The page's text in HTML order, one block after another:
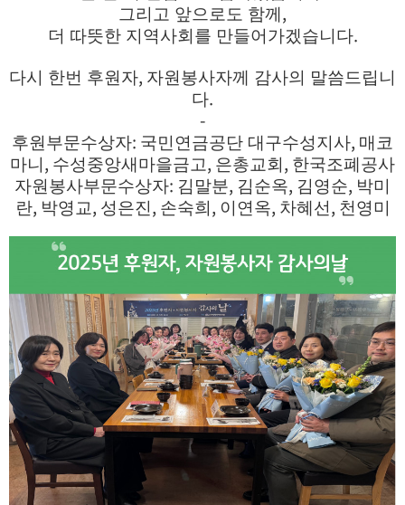
그리고 앞으로도 함께 ,
더 따뜻한 지역사회를 만들어가겠습니다.
다시 한번 후원자, 자원봉사자께 감사의 말씀드립니
다.
-
후원부문수상자: 국민연금공단 대구수성지사, 매코
마니 , 수성중앙새마을금고, 은총교회 , 한국조폐공사
자원봉사부문수상자: 김말분, 김순옥, 김영순, 박미
란, 박영교, 성은진, 손숙희 , 이연옥, 차혜선, 천영미